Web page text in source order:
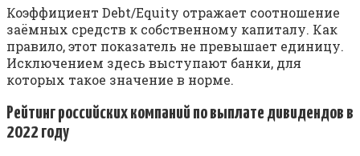
Коэффициент Debt/Equity отражает соотношение
заёмных средств к собственному капиталу. Как
правило, этот показатель не превышает единицу.
Исключением здесь выступают банки, для
которых такое значение в норме.
Рейтинг российских компаний по выплате дивидендов в
2022 году